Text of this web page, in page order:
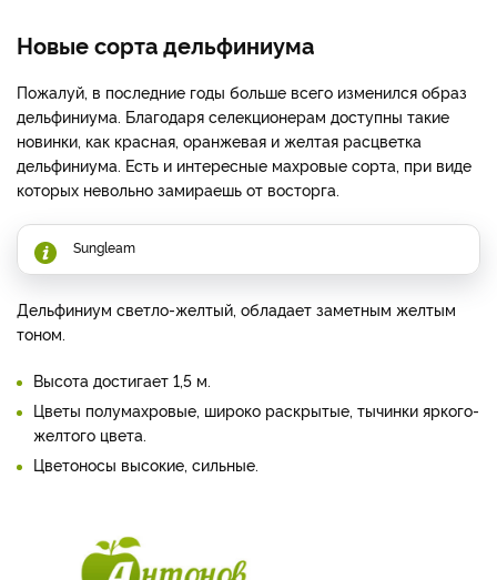
Новые сорта дельфиниума
Пожалуй, в последние годы больше всего изменился образ
дельфиниума. Благодаря селекционерам доступны такие
новинки, как красная, оранжевая и желтая расцветка
дельфиниума. Есть и интересные махровые сорта, при виде
которых невольно замираешь от восторга.
Sungleam
Дельфиниум светло-желтый, обладает заметным желтым
тоном.
Высота достигает 1,5 м.
Цветы полумахровые, широко раскрытые, тычинки яркого-
желтого цвета.
Цветоносы высокие, сильные.